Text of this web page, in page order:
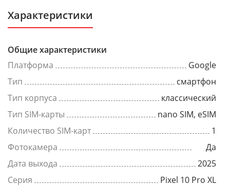
Характеристики
Общие характеристики
Платформа
Google
Тип
смартфон
Тип корпуса
классический
Тип SIM-карты
nano SIM, eSIM
Количество SIM-карт
1
Фотокамера
Да
Дата выхода
2025
Серия
Pixel 10 Pro XL